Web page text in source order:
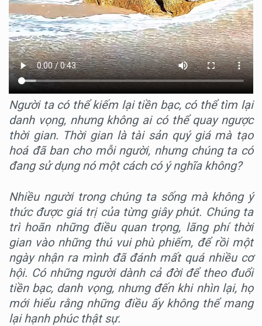
Người ta có thể kiếm lại tiền bạc, có thể tìm lại
danh vọng, nhưng không ai có thể quay ngược
thời gian. Thời gian là tài sản quý giá mà tạo
hoá đã ban cho mỗi người, nhưng chúng ta có
đang sử dụng nó một cách có ý nghĩa không?
Nhiều người trong chúng ta sống mà không ý
thức được giá trị của từng giây phút. Chúng ta
trì hoãn những điều quan trọng, lãng phí thời
gian vào những thú vui phù phiếm, để rồi một
ngày nhận ra mình đã đánh mất quá nhiều cơ
hội. Có những người dành cả đời để theo đuổi
tiền bạc, danh vọng, nhưng đến khi nhìn lại, họ
mới hiểu rằng những điều ấy không thể mang
lại hạnh phúc thật sự.